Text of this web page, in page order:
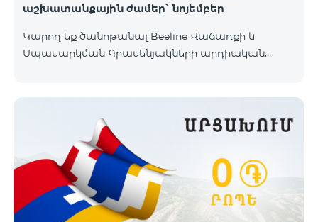
Կատարված փոփոխությունը որևէ կերպ չի
պարտավորությունների և ծառայությունների
մատուցման վրա, որոնք շարունակելու են
հայտնում ենք, որ կազմակերպությունը դ
աշխատանքային ժամեր՝ նոյեմբեր
Կարող եք ծանոթանալ Beeline Վաճառքի և
Սպասարկման Գրասենյակների արդիական